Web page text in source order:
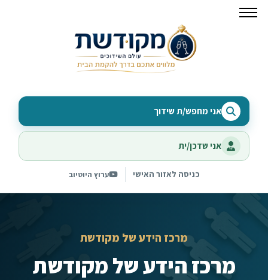
אני מחפש/ת שידוך
אני שדכן/ית
כניסה לאזור האישי ערוץ היוטיוב
מרכז הידע של מקודשת
מרכז הידע של מקודשת